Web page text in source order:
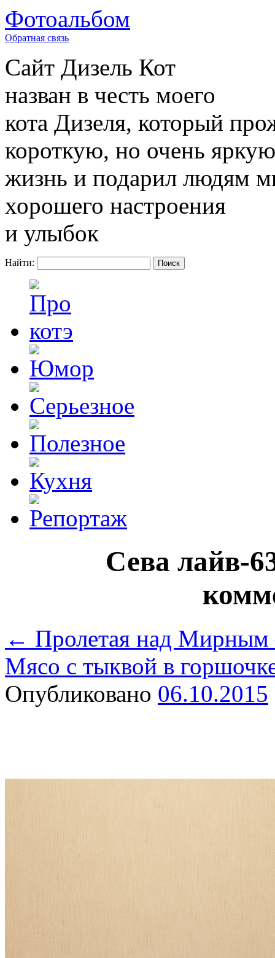
Фотоальбом
Обратная связь
Сайт Дизель Кот
назван в честь моего
кота Дизеля, который
короткую, но очень яркую
жизнь и подарил людям
хорошего настроения
и улыбок
Найти:
Сева лайв-
← Пролетая над
Мясо с тыквой в
Опубликовано 06.10.2015